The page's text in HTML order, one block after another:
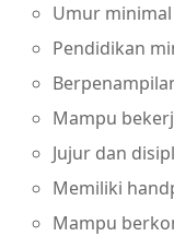
Umur
Pendidikan
Mampu
Jujur dan
Memiliki
Mampu